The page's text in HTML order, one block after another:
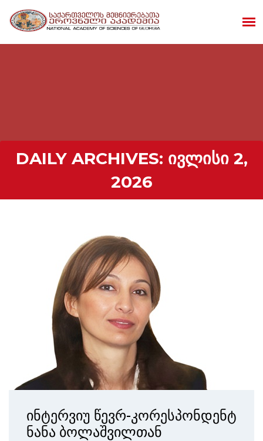
DAILY ARCHIVES: ᲘᲕᲚᲘᲡᲘ 2,
2026
ინტერვიუ წევრ-კორესპონდენტ
ნანა ბოლაშვილთან